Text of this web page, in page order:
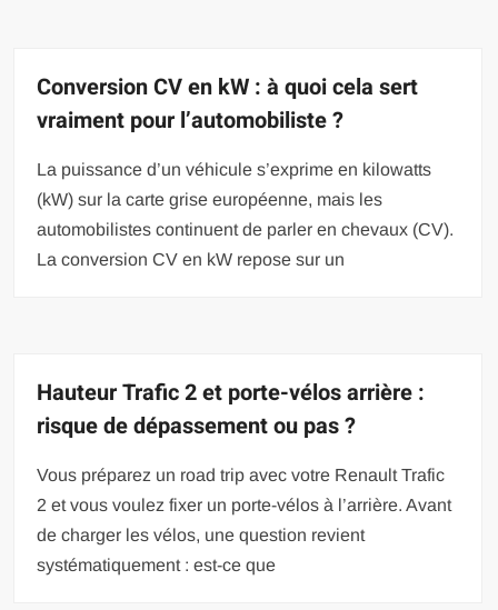
Conversion CV en kW : à quoi cela sert
vraiment pour l’automobiliste ?
La puissance d’un véhicule s’exprime en kilowatts
(kW) sur la carte grise européenne, mais les
automobilistes continuent de parler en chevaux (CV).
La conversion CV en kW repose sur un
Hauteur Trafic 2 et porte-vélos arrière :
risque de dépassement ou pas ?
Vous préparez un road trip avec votre Renault Trafic
2 et vous voulez fixer un porte-vélos à l’arrière. Avant
de charger les vélos, une question revient
systématiquement : est-ce que